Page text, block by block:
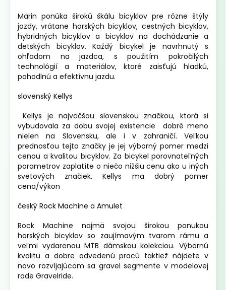
Marin ponúka širokú škálu bicyklov pre rôzne štýly
jazdy, vrátane horských bicyklov, cestných bicyklov,
hybridných bicyklov a bicyklov na dochádzanie a
detských bicyklov. Každý bicykel je navrhnutý s
ohľadom na jazdca, s použitím pokročilých
technológií a materiálov, ktoré zaisťujú hladkú,
pohodlnú a efektívnu jazdu.
slovenský Kellys
Kellys je najväčšou slovenskou značkou, ktorá si
vybudovala za dobu svojej existencie dobré meno
nielen na Slovensku, ale i v zahraničí. Veľkou
prednosťou tejto značky je jej výborný pomer medzi
cenou a kvalitou bicyklov. Za bicykel porovnateľných
parametrov zaplatíte o niečo nižšiu cenu ako u iných
svetových značiek. Kellys ma dobrý pomer
cena/výkon
český Rock Machine a Amulet
Rock Machine najmä svojou širokou ponukou
horských bicyklov so zaujímavým tvarom rámu a
veľmi vydarenou MTB dámskou kolekciou. Výbornú
kvalitu a dobre odvedenú pracú taktiež nájdete v
novo rozvíjajúcom sa gravel segmente v modelovej
rade Gravelride.